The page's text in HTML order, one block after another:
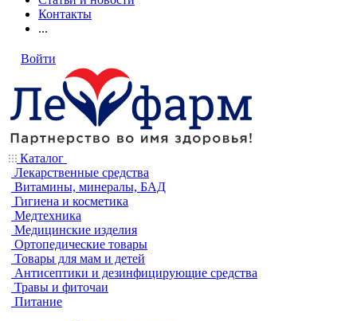
Контакты
...
Войти
Каталог
Лекарственные средства
Витамины, минералы, БАД
Гигиена и косметика
Медтехника
Медицинские изделия
Ортопедические товары
Товары для мам и детей
Антисептики и дезинфицирующие средства
Травы и фиточаи
Питание